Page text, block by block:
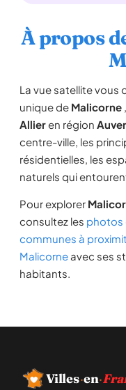
À propos
La vue satellite
unique de Malicorne
Allieren région
centre-ville, les
résidentielles, les
naturels qui
Pour explorer
consultez les photos
communes à
Malicorne avec ses
habitants.
Villes·en·